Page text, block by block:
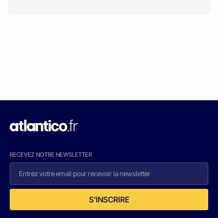
RECEVEZ NOTRE NEWSLETTER
S'INSCRIRE